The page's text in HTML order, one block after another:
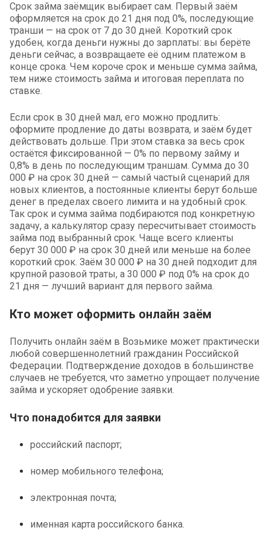
Срок займа заёмщик выбирает сам. Первый заём
оформляется на срок до 21 дня под 0%, последующие
транши — на срок от 7 до 30 дней. Короткий срок
удобен, когда деньги нужны до зарплаты: вы берёте
деньги сейчас, а возвращаете её одним платежом в
конце срока. Чем короче срок и меньше сумма займа,
тем ниже стоимость займа и итоговая переплата по
ставке.
Если срок в 30 дней мал, его можно продлить:
оформите продление до даты возврата, и заём будет
действовать дольше. При этом ставка за весь срок
остаётся фиксированной — 0% по первому займу и
0,8% в день по последующим траншам. Сумма до 30
000 ₽ на срок 30 дней — самый частый сценарий для
новых клиентов, а постоянные клиенты берут больше
денег в пределах своего лимита и на удобный срок.
Так срок и сумма займа подбираются под конкретную
задачу, а калькулятор сразу пересчитывает стоимость
займа под выбранный срок. Чаще всего клиенты
берут 30 000 ₽ на срок 30 дней или меньше на более
короткий срок. Заём 30 000 ₽ на 30 дней подходит для
крупной разовой траты, а 30 000 ₽ под 0% на срок до
21 дня — лучший вариант для первого займа.
Кто может оформить онлайн заём
Получить онлайн заём в Возьмике может практически
любой совершеннолетний гражданин Российской
Федерации. Подтверждение доходов в большинстве
случаев не требуется, что заметно упрощает получение
займа и ускоряет одобрение заявки.
Что понадобится для заявки
российский паспорт;
номер мобильного телефона;
электронная почта;
именная карта российского банка.